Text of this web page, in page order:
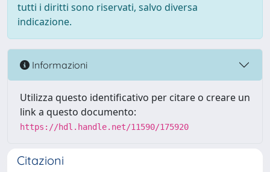
tutti i diritti sono riservati, salvo diversa
indicazione.
Informazioni
Utilizza questo identificativo per citare o creare un
link a questo documento:
https://hdl.handle.net/11590/175920
Citazioni